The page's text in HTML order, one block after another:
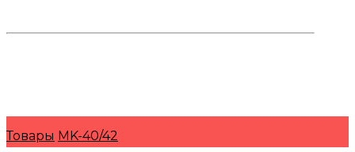
Товары MK-40/42